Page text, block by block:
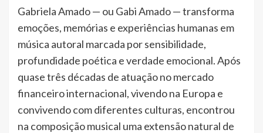
Gabriela Amado — ou Gabi Amado — transforma
emoções, memórias e experiências humanas em
música autoral marcada por sensibilidade,
profundidade poética e verdade emocional. Após
quase três décadas de atuação no mercado
financeiro internacional, vivendo na Europa e
convivendo com diferentes culturas, encontrou
na composição musical uma extensão natural de